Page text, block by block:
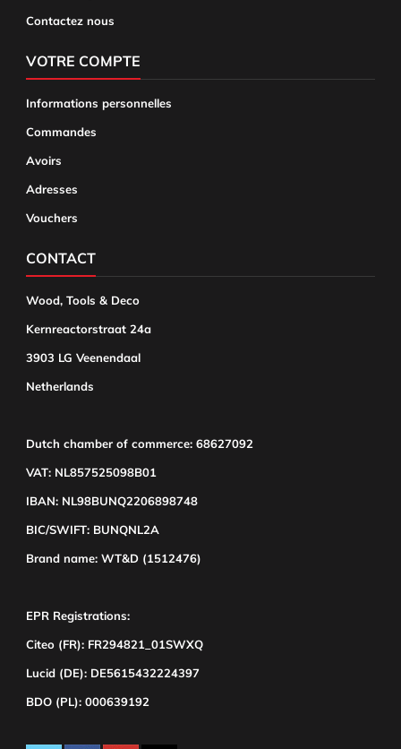
Contactez nous
VOTRE COMPTE
Informations personnelles
Commandes
Avoirs
Adresses
Vouchers
CONTACT
Wood, Tools & Deco
Kernreactorstraat 24a
3903 LG Veenendaal
Netherlands
Dutch chamber of commerce: 68627092
VAT: NL857525098B01
IBAN: NL98BUNQ2206898748
BIC/SWIFT: BUNQNL2A
Brand name: WT&D (1512476)
EPR Registrations:
Citeo (FR): FR294821_01SWXQ
Lucid (DE): DE5615432224397
BDO (PL): 000639192